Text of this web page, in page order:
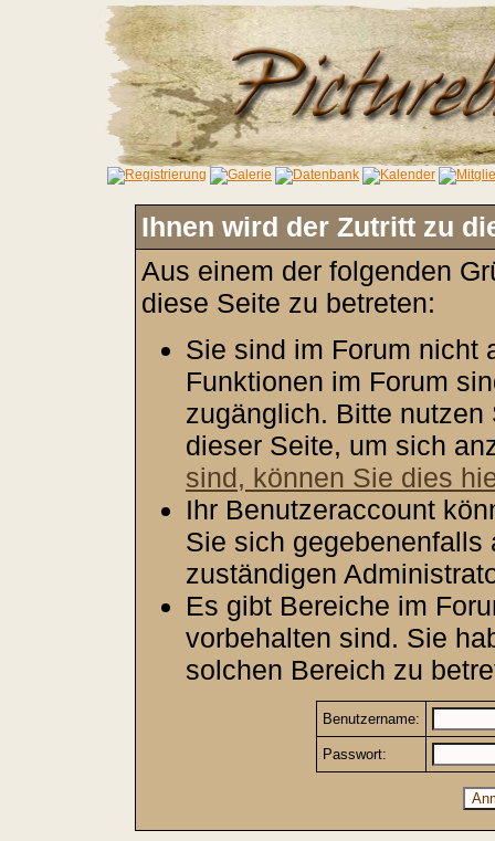
Ihnen wird der Zutritt zu
Aus einem der folgenden
diese Seite zu betreten:
Sie sind im Forum nicht
Funktionen im Forum
zugänglich. Bitte
dieser Seite, um sich
sind, können Sie dies
Ihr Benutzeraccount
Sie sich gegebenenfalls
zuständigen
Es gibt Bereiche im
vorbehalten sind. Sie
solchen Bereich zu
Benutzername:
Passwort: